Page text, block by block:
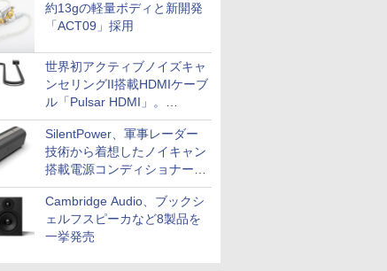
約13gの軽量ボディと新開発
「ACT09」採用
世界初アクティブノイズキャ
ンセリングII搭載HDMIケーブ
ル「Pulsar HDMI」。
SilentPowerから
SilentPower、軍事レーダー
技術から着想したノイキャン
搭載電源コンディショナー
「AC iPurifier2」
Cambridge Audio、ブックシ
ェルフスピーカなど8製品を
一挙発売